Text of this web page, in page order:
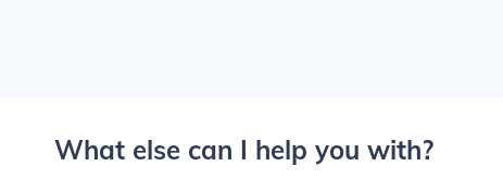
What else can I help you with?